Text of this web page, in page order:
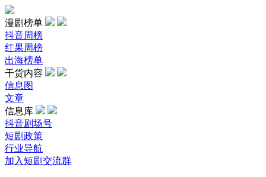
漫剧榜单
抖音周榜
红果周榜
出海榜单
干货内容
信息图
文章
信息库
抖音剧场号
短剧政策
行业导航
加入短剧交流群